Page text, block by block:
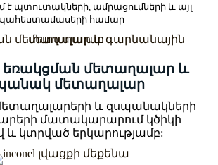
է պտուտակների, ամրացումների և այլ
համար
եռակցման մետաղալար և
մետաղալար
և զսպանակների
մատակարարում կծիկի
և կտրված երկարությամբ: